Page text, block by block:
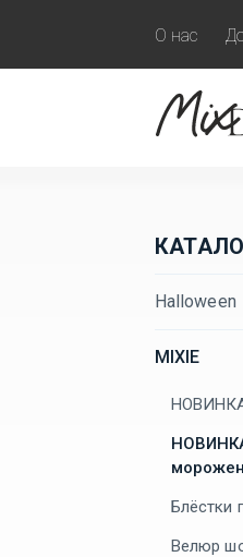
О нас
Halloween
MIXIE
Блёстки
Велюр